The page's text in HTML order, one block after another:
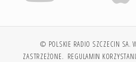
© POLSKIE RADIO SZCZECIN SA.
ZASTRZEŻONE. REGULAMIN